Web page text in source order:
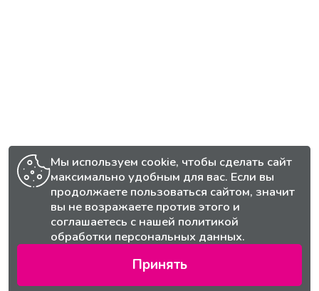
Мы используем cookie, чтобы сделать сайт
максимально удобным для вас. Если вы
продолжаете пользоваться сайтом, значит
вы не возражаете против этого и
соглашаетесь с нашей политикой
обработки персональных данных.
Принять